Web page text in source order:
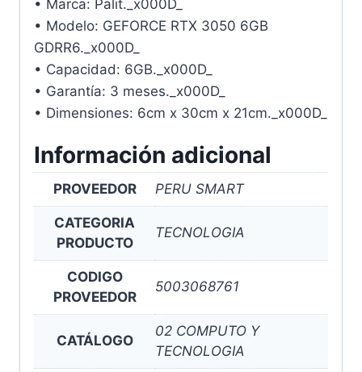
• Marca: Palit._x000D_
• Modelo: GEFORCE RTX 3050 6GB
GDRR6._x000D_
• Capacidad: 6GB._x000D_
• Garantía: 3 meses._x000D_
• Dimensiones: 6cm x 30cm x 21cm._x000D_
Información adicional
PROVEEDOR PERU SMART
CATEGORIA
PRODUCTO
TECNOLOGIA
CODIGO
PROVEEDOR
5003068761
CATÁLOGO
02 COMPUTO Y
TECNOLOGIA